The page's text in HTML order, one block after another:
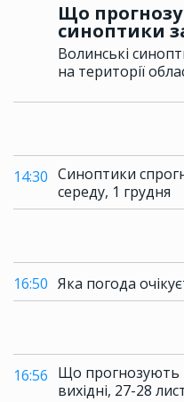
Що
синоптики
Волинські
на території
14:30 Синоптики
середу, 1 грудня
16:50 Яка погода
16:56 Що прогнозують
вихідні, 27-28